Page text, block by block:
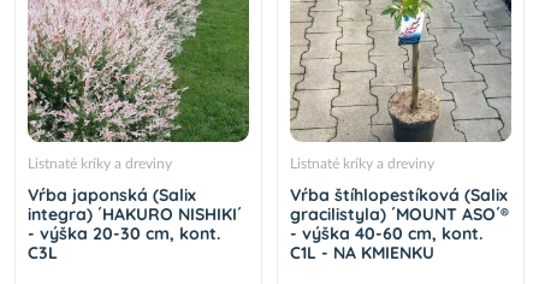
Listnaté kríky a dreviny
Vŕba japonská (Salix
integra) ´HAKURO NISHIKI´
- výška 20-30 cm, kont.
C3L
Listnaté kríky a dreviny
Vŕba štíhlopestíková (Salix
gracilistyla) ´MOUNT ASO´®
- výška 40-60 cm, kont.
C1L - NA KMIENKU